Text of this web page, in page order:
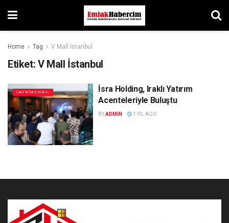
Home Tag V Mall İstanbul
Etiket: V Mall İstanbul
GAYRIMENKUL
İsra Holding, Iraklı Yatırım
Acenteleriyle Buluştu
BYADMIN 1 YIL AGO